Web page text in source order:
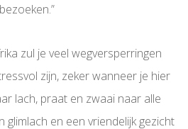
zul je veel wegversperringen
zijn, zeker wanneer je hier
lach, praat en zwaai naar alle
glimlach en een vriendelijk gezicht